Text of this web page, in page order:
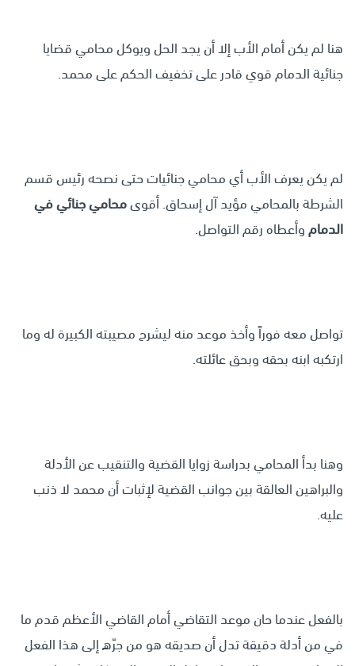
هنا لم يكن أمام الأب إلا أن يجد الحل ويوكل محامي قضايا
جنائية الدمام قوي قادر على تخفيف الحكم على محمد.
لم يكن يعرف الأب أي محامي جنائيات حتى نصحه رئيس قسم
الشرطة بالمحامي مؤيد آل إسحاق. أقوىمحامي جنائي في
الدماموأعطاه رقم التواصل.
تواصل معه فوراً وأخذ موعد منه ليشرح مصيبته الكبيرة له وما
ارتكبه ابنه بحقه وبحق عائلته.
وهنا بدأ المحامي بدراسة زوايا القضية والتنقيب عن الأدلة
والبراهين العالقة بين جوانب القضية لإثبات أن محمد لا ذنب
عليه.
بالفعل عندما حان موعد التقاضي أمام القاضي الأعظم قدم ما
في من أدلة دقيقة تدل أن صديقه هو من جرّه إلى هذا الفعل